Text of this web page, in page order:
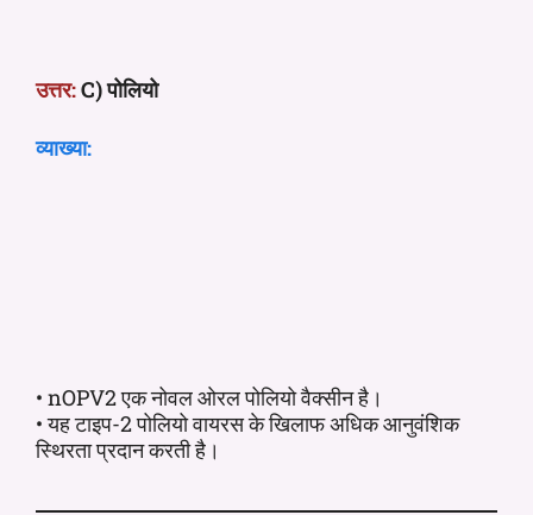
उत्तर:C) पोलियो
व्याख्या:
• nOPV2 एक नोवल ओरल पोलियो वैक्सीन है।
• यह टाइप-2 पोलियो वायरस के खिलाफ अधिक आनुवंशिक
स्थिरता प्रदान करती है।